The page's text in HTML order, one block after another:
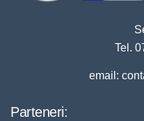
Tel.
email:
Parteneri: